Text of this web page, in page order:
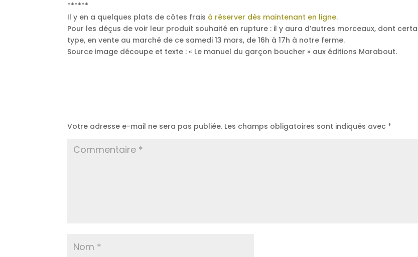
******
Il y en a quelques plats de côtes frais à réserver dès maintenant en ligne.
Pour les déçus de voir leur produit souhaité en rupture : il y aura d’autres morceaux, dont
type, en vente au marché de ce samedi 13 mars, de 16h à 17h à notre ferme.
Source image découpe et texte : « Le manuel du garçon boucher » aux éditions Marabout.
Votre adresse e-mail ne sera pas publiée. Les champs obligatoires sont indiqués avec *